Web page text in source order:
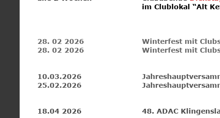
im Clublokal “Alt
28. 02 2026
Winterfest mit
28. 02 2026
Winterfest mit
10.03.2026
25.02.2026
18.04 2026 48. ADAC